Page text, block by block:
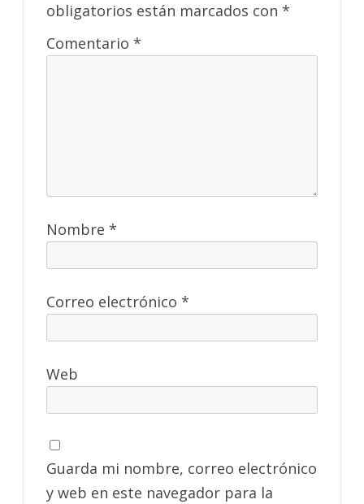
obligatorios están marcados con *
Comentario *
Nombre *
Correo electrónico *
Web
Guarda mi nombre, correo electrónico
y web en este navegador para la